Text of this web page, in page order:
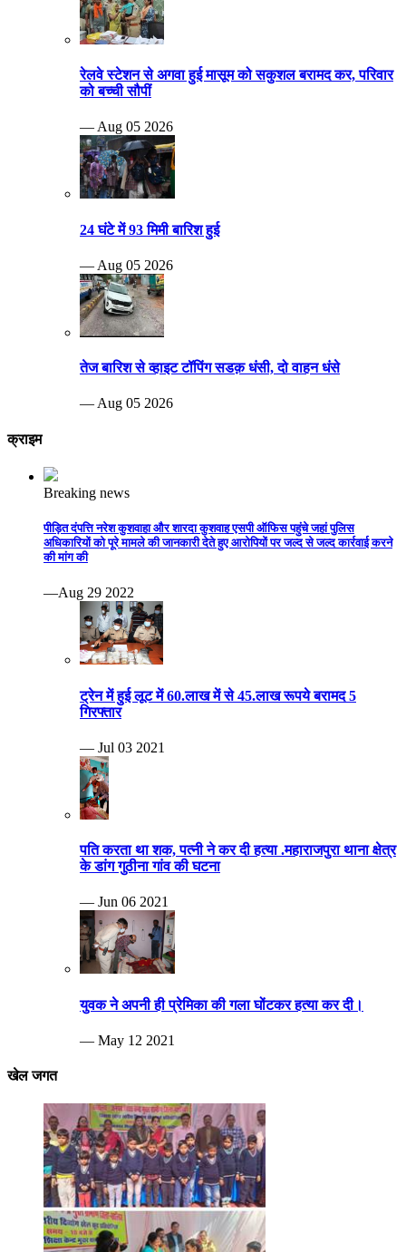
रेलवे स्टेशन से अगवा हुई मासूम को सकुशल बरामद कर, परिवार
को बच्ची सौपीं
— Aug 05 2026
24 घंटे में 93 मिमी बारिश हुई
— Aug 05 2026
तेज बारिश से व्हाइट टॉपिंग सडक़ धंसी, दो वाहन धंसे
— Aug 05 2026
क्राइम
Breaking news
पीड़ित दंपत्ति नरेश कुशवाहा और शारदा कुशवाह एसपी ऑफिस पहुंचे जहां पुलिस
अधिकारियों को पूरे मामले की जानकारी देते हुए आरोपियों पर जल्द से जल्द कार्रवाई करने
की मांग की
—Aug 29 2022
ट्रेन में हुई लूट में 60.लाख में से 45.लाख रूपये बरामद 5
गिरफ्तार
— Jul 03 2021
पति करता था शक, पत्नी ने कर दी हत्या .महाराजपुरा थाना क्षेत्र
के डांग गुठीना गांव की घटना
— Jun 06 2021
युवक ने अपनी ही प्रेमिका की गला घोंटकर हत्या कर दी।
— May 12 2021
खेल जगत